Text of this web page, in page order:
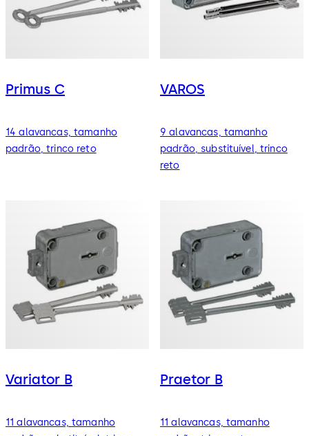
Primus C
14 alavancas, tamanho
padrão, trinco reto
VAROS
9 alavancas, tamanho
padrão, substituível, trinco
reto
Variator B
11 alavancas, tamanho
Praetor B
11 alavancas, tamanho